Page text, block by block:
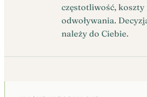
częstotliwość, koszty
odwoływania.
należy do Ciebie.